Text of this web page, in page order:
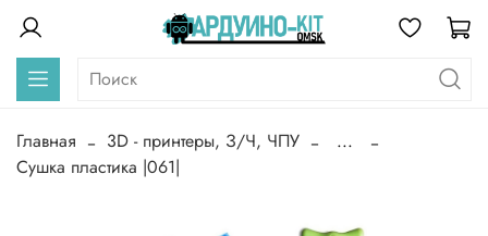
Главная 3D - принтеры, З/Ч, ЧПУ
...
Сушка пластика |061|